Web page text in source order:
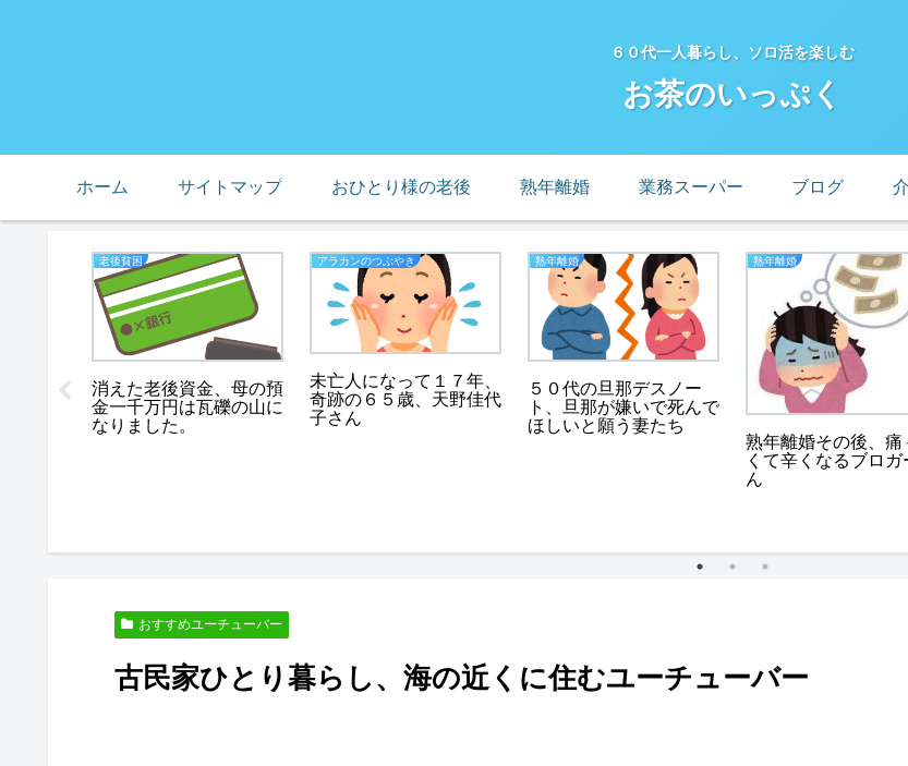
６０代一人暮らし、ソロ活を楽しむ
お茶のいっぷく
ホーム サイトマップ おひとり様の老後 熟年離婚 業務スーパー ブログ
野佳代
老後貧困
消えた老後資金、母の預
金一千万円は瓦礫の山に
なりました。
アラカンのつぶやき
未亡人になって１７年、
奇跡の６５歳、天野佳代
子さん
熟年離婚
５０代の旦那デスノー
ト、旦那が嫌いで死んで
ほしいと願う妻たち
熟年離婚
熟年離婚その後、痛
くて辛くなるブロガ
ん
おすすめユーチューバー
古民家ひとり暮らし、海の近くに住むユーチューバー